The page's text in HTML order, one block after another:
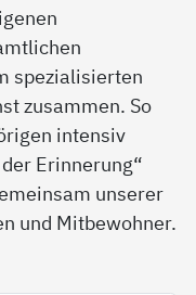
spezialisierten
zusammen. So
intensiv
Erinnerung“
unserer
und Mitbewohner.